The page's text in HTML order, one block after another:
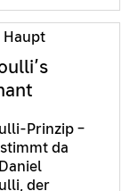
Prinzip –
da
der